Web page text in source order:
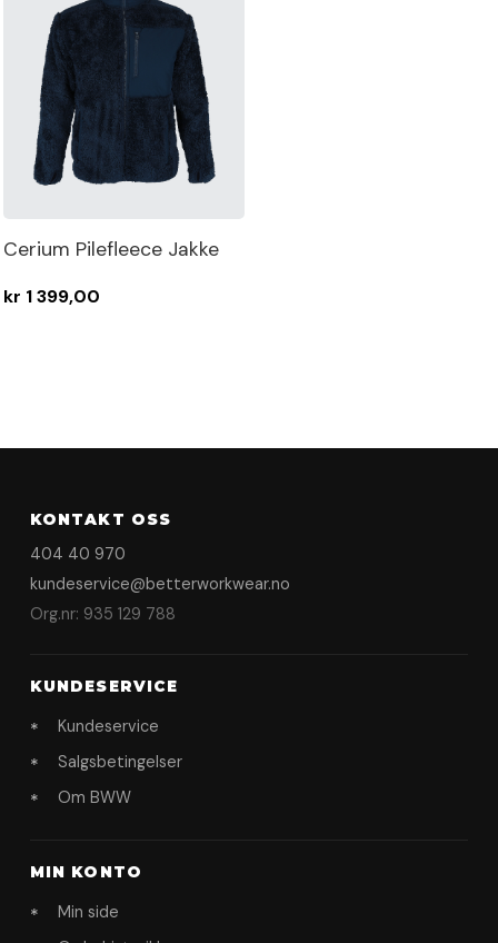
Cerium Pilefleece Jakke
kr 1 399,00
KONTAKT OSS
404 40 970
kundeservice@betterworkwear.no
Org.nr: 935 129 788
KUNDESERVICE
Kundeservice
Salgsbetingelser
Om BWW
MIN KONTO
Min side